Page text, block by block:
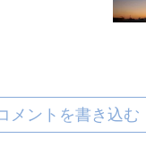
メントを書き込む